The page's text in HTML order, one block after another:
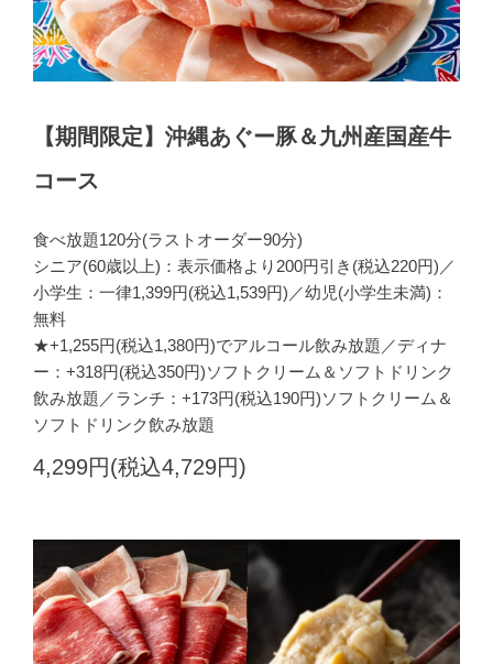
【期間限定】沖縄あぐー豚＆九州産国産牛
コース
食べ放題120分(ラストオーダー90分)
シニア(60歳以上)：表示価格より200円引き(税込220円)／
小学生：一律1,399円(税込1,539円)／幼児(小学生未満)：
無料
★+1,255円(税込1,380円)でアルコール飲み放題／ディナ
ー：+318円(税込350円)ソフトクリーム＆ソフトドリンク
飲み放題／ランチ：+173円(税込190円)ソフトクリーム＆
ソフトドリンク飲み放題
4,299円(税込4,729円)